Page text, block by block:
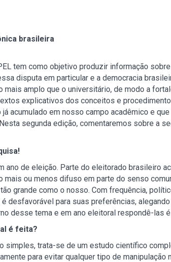
brasileira
tem como objetivo produzir informação
disputa em particular e a democracia
amplo que o universitário, de modo a
explicativos dos conceitos e
acumulado em nosso campo acadêmico e
segunda edição, comentaremos sobre a
ano de eleição. Parte do eleitorado brasileiro
mais ou menos difuso em parte do senso
grande como o nosso. Com frequência,
desfavorável para suas preferências,
desse tema e em ano eleitoral respondê-las
é feita?
simples, trata-se de um estudo científico
para evitar qualquer tipo de